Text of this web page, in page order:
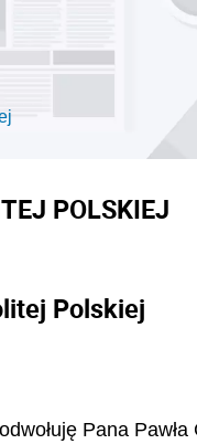
POLSKIEJ
Polskiej
odwołuję Pana